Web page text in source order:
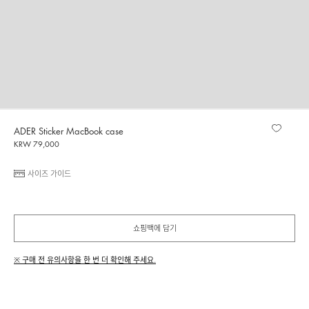
ADER Sticker MacBook case
KRW 79,000
사이즈 가이드
쇼핑백에 담기
※ 구매 전 유의사항을 한 번 더 확인해 주세요.